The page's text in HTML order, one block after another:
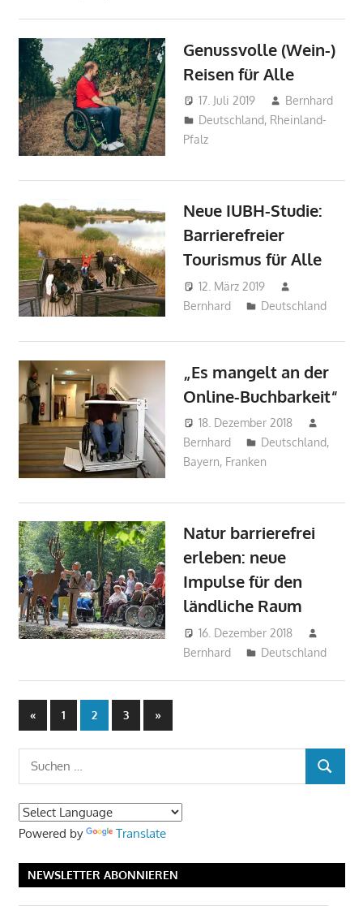
Genussvolle (Wein-)
Reisen für Alle
17. Juli 2019
Bernhard
Deutschland, Rheinland-
Pfalz
Neue IUBH-Studie:
Barrierefreier
Tourismus für Alle
12. März 2019
Bernhard
Deutschland
„Es mangelt an der
Online-Buchbarkeit“
18. Dezember 2018
Bernhard
Deutschland,
Bayern, Franken
Natur barrierefrei
erleben: neue
Impulse für den
ländliche Raum
16. Dezember 2018
Bernhard
Deutschland
Seitennummerierung
der
Beiträge
«Vorherige
Beiträge
1 2 3
Nächste
Beiträge
»
Suchen
SUCHEN
Powered by Translate
NEWSLETTER ABONNIEREN